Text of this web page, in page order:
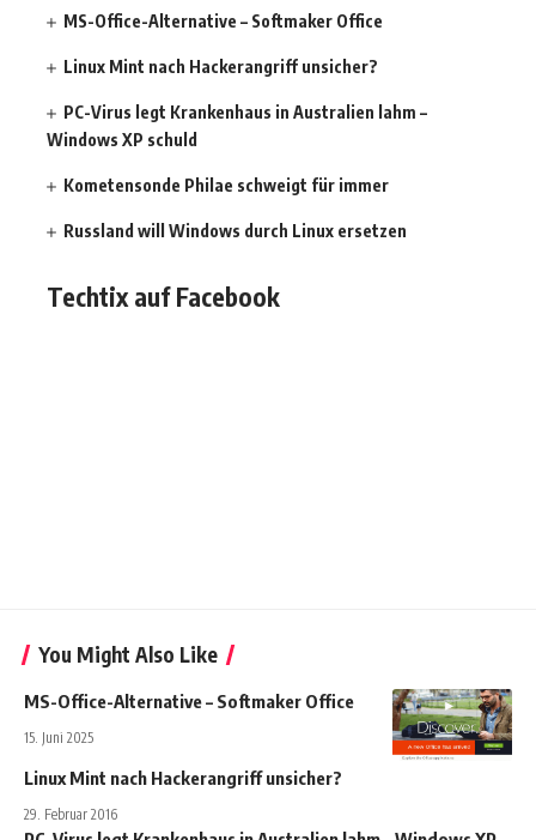
MS-Office-Alternative – Softmaker Office
Linux Mint nach Hackerangriff unsicher?
PC-Virus legt Krankenhaus in Australien lahm –
Windows XP schuld
Kometensonde Philae schweigt für immer
Russland will Windows durch Linux ersetzen
Techtix auf Facebook
You Might Also Like
MS-Office-Alternative – Softmaker Office
15. Juni 2025
Linux Mint nach Hackerangriff unsicher?
29. Februar 2016